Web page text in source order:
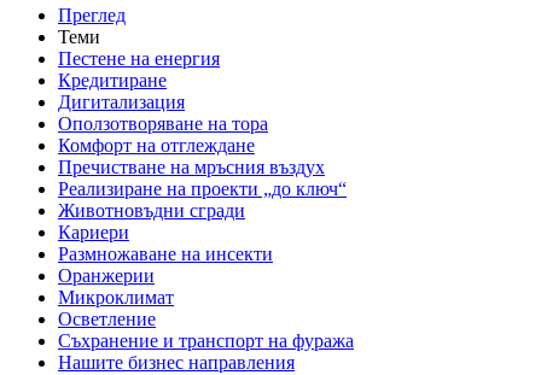
Преглед
Теми
Пестене на енергия
Кредитиране
Дигитализация
Оползотворяване на тора
Комфорт на отглеждане
Пречистване на мръсния въздух
Реализиране на проекти „до ключ“
Животновъдни сгради
Кариери
Размножаване на инсекти
Оранжерии
Микроклимат
Осветление
Съхранение и транспорт на фуража
Нашите бизнес направления